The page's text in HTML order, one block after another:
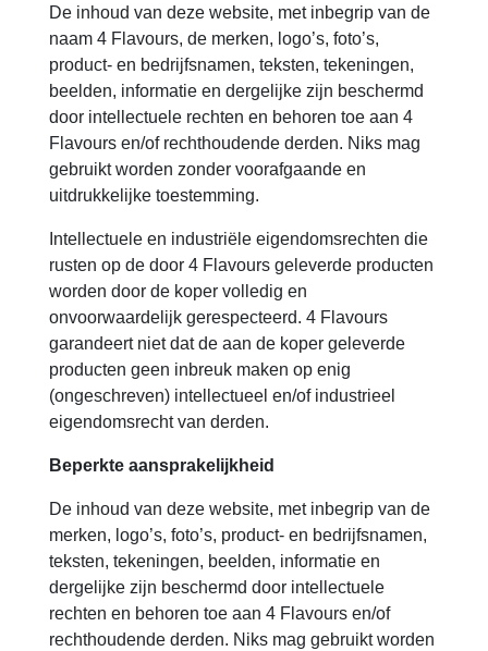
De inhoud van deze website, met inbegrip van de
naam 4 Flavours, de merken, logo’s, foto’s,
product- en bedrijfsnamen, teksten, tekeningen,
beelden, informatie en dergelijke zijn beschermd
door intellectuele rechten en behoren toe aan 4
Flavours en/of rechthoudende derden. Niks mag
gebruikt worden zonder voorafgaande en
uitdrukkelijke toestemming.
Intellectuele en industriële eigendomsrechten die
rusten op de door 4 Flavours geleverde producten
worden door de koper volledig en
onvoorwaardelijk gerespecteerd. 4 Flavours
garandeert niet dat de aan de koper geleverde
producten geen inbreuk maken op enig
(ongeschreven) intellectueel en/of industrieel
eigendomsrecht van derden.
Beperkte aansprakelijkheid
De inhoud van deze website, met inbegrip van de
merken, logo’s, foto’s, product- en bedrijfsnamen,
teksten, tekeningen, beelden, informatie en
dergelijke zijn beschermd door intellectuele
rechten en behoren toe aan 4 Flavours en/of
rechthoudende derden. Niks mag gebruikt worden